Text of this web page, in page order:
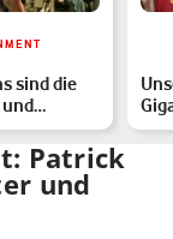
sind die
der
Patrick
und